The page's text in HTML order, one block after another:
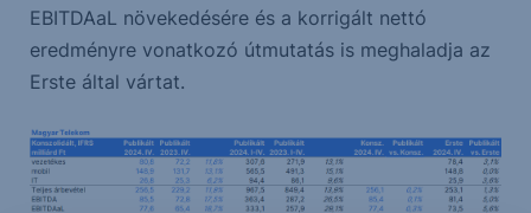
EBITDAaL növekedésére és a korrigált nettó
eredményre vonatkozó útmutatás is meghaladja az
Erste által vártat.